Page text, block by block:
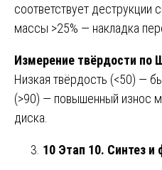
соответствует деструкции
массы >25% — накладка
Измерение твёрдости по
Низкая твёрдость (<50) —
(>90) — повышенный износ
диска.
10 Этап 10. Синтез